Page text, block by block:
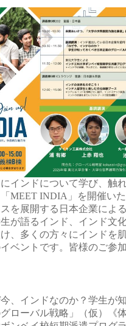
インドについて学び、触
MEET INDIA」を開催いた
を展開する日本企業によ
が語るインド、インド文
、多くの方々にインドを
ベントです。皆様のご参
、インドなのか？学生が
ローバル戦略」（仮）《